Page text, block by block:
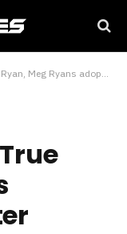
Ryans adoptierte Tochter